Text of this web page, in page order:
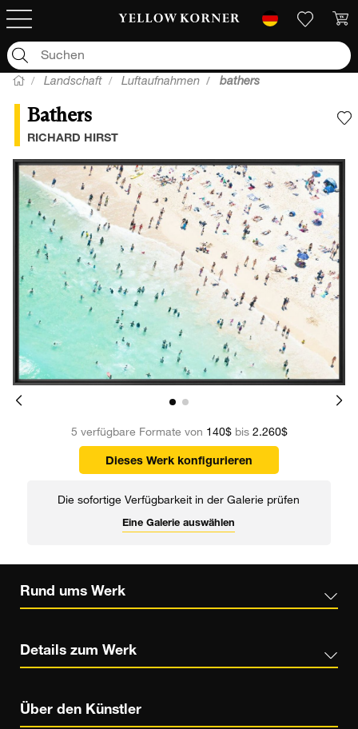
Landschaft Luftaufnahmen bathers
Bathers
RICHARD HIRST
5 verfügbare Formate von 140$bis 2.260$
Dieses Werk konfigurieren
Die sofortige Verfügbarkeit in der Galerie prüfen
Eine Galerie auswählen
Rund ums Werk
Details zum Werk
Über den Künstler